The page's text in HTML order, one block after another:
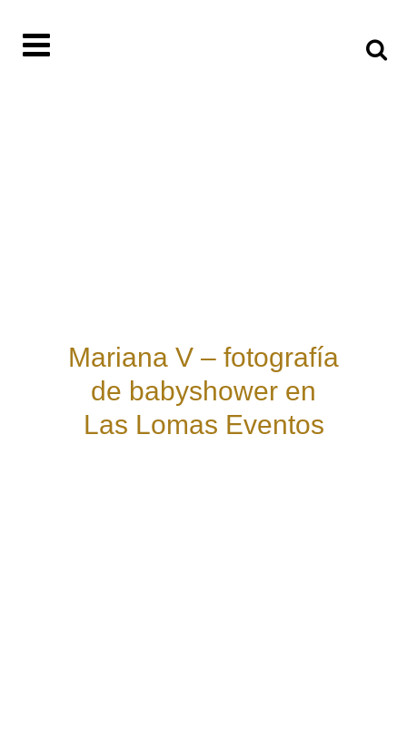
Mariana V – fotografía
de babyshower en
Las Lomas Eventos